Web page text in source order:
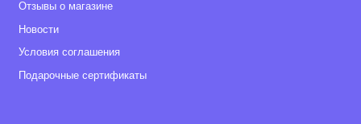
предварительного уведомления покупателя вносить
изменения в конструкцию, комплектацию или технологию
изготовления изделия с целью улучшения его свойств.
Отзывы о магазине
Новости
Условия соглашения
Подарочные сертификаты